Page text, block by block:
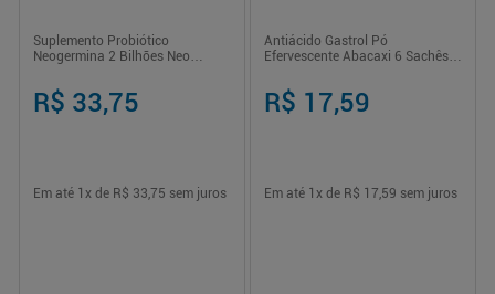
Suplemento Probiótico
Neogermina 2 Bilhões Neo
Unidades
R$ 33,75
Em até 1 x de R$ 33,75 sem juros
Antiácido Gastrol Pó
Efervescente Abacaxi 6 Sachês
R$ 17,59
Em até 1 x de R$ 17,59 sem juros